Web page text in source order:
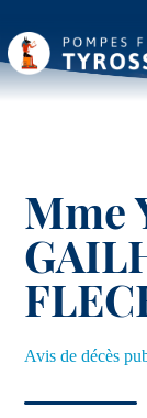
au
contenu
principal
Mme
Avis de décès